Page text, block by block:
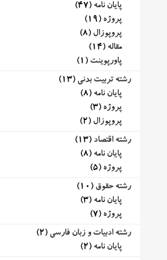
پایان نامه (47)
پروژه (19)
پروپوزال (8)
مقاله (14)
پاورپوینت (1)
رشته تربیت بدنی (13)
پایان نامه (8)
پروژه (3)
پروپوزال (2)
رشته اقتصاد (13)
پایان نامه (8)
پروژه (5)
رشته حقوق (10)
پایان نامه (3)
پروژه (7)
رشته ادبیات و زبان فارسی (2)
پایان نامه (2)